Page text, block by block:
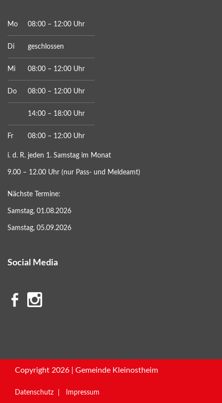
Mo 08:00 – 12:00 Uhr
Di geschlossen
Mi 08:00 – 12:00 Uhr
Do 08:00 – 12:00 Uhr
14:00 – 18:00 Uhr
Fr 08:00 – 12:00 Uhr
i. d. R. jeden 1. Samstag im Monat
9.00 – 12.00 Uhr (nur Pass- und Meldeamt)
Nächste Termine:
Samstag, 01.08.2026
Samstag, 05.09.2026
Social Media
Copyright 2026 | Gemeinde Kleinostheim
Datenschutz Impressum